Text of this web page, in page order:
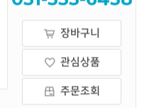
장바구니
관심상품
주문조회